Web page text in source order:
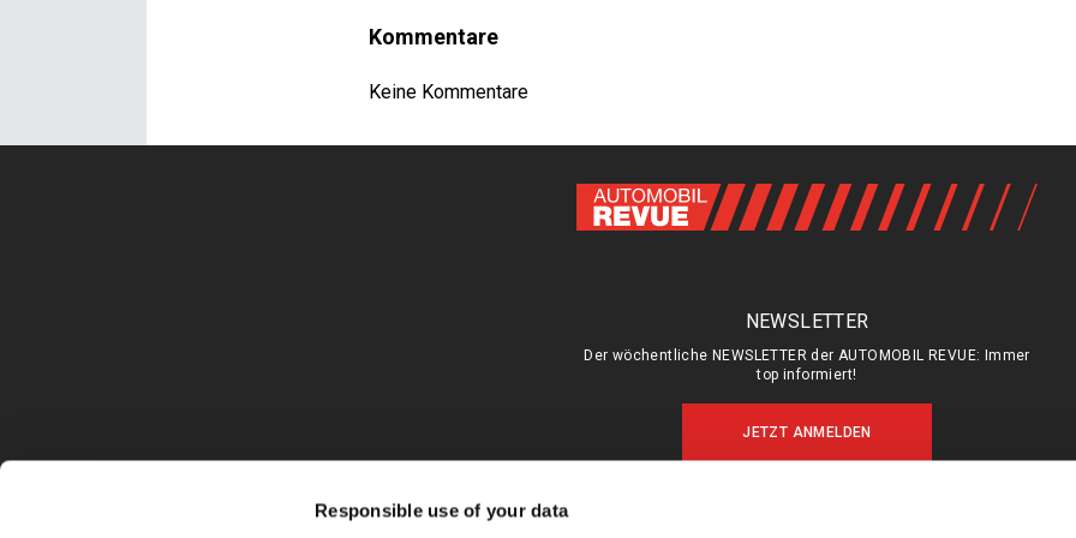
Responsible use of your data
Kommentare
Keine Kommentare
NEWSLETTER
Der wöchentliche NEWSLETTER der AUTOMOBIL REVUE: Immer
top informiert!
JETZT ANMELDEN